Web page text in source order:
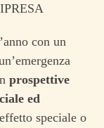
con un
prospettive
ed
speciale o